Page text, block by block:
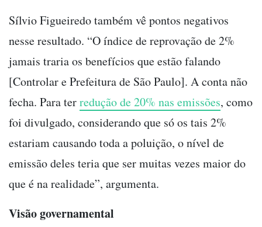
Sílvio Figueiredo também vê pontos negativos
nesse resultado. “O índice de reprovação de 2%
jamais traria os benefícios que estão falando
[Controlar e Prefeitura de São Paulo]. A conta não
fecha. Para terredução de 20% nas emissões, como
foi divulgado, considerando que só os tais 2%
estariam causando toda a poluição, o nível de
emissão deles teria que ser muitas vezes maior do
que é na realidade”, argumenta.
Visão governamental